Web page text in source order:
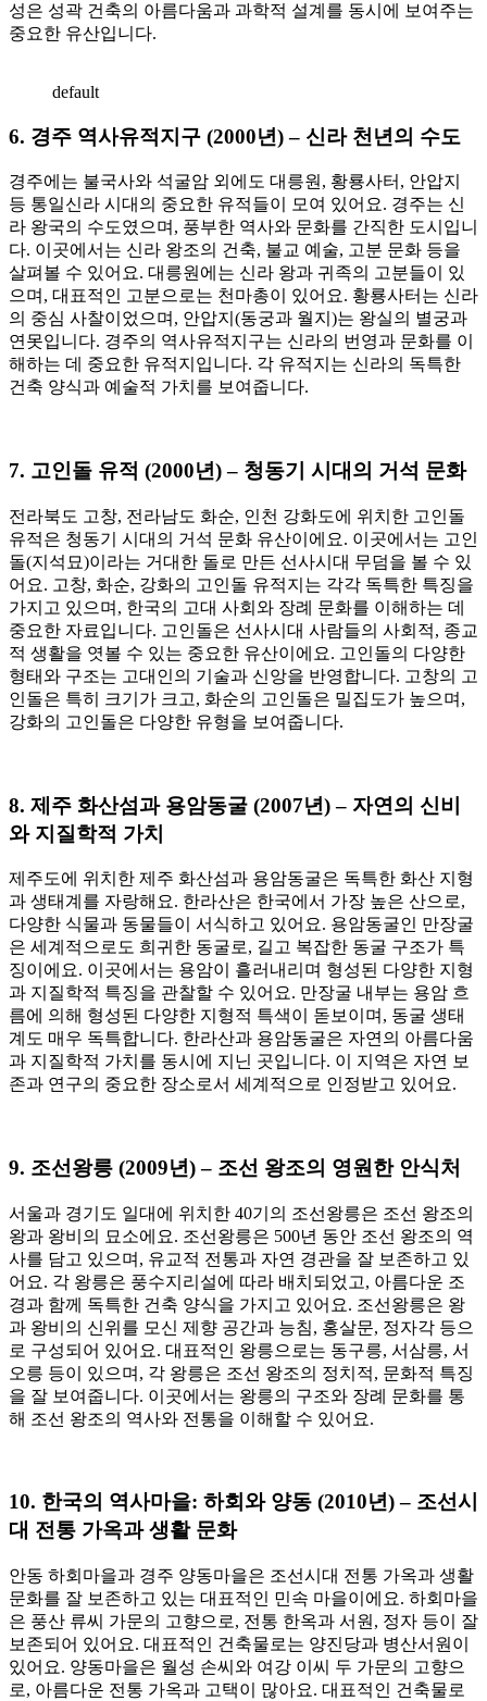
성은 성곽 건축의 아름다움과 과학적 설계를 동시에 보여주는
중요한 유산입니다.
default
6. 경주 역사유적지구 (2000년) – 신라 천년의 수도
경주에는 불국사와 석굴암 외에도 대릉원, 황룡사터, 안압지
등 통일신라 시대의 중요한 유적들이 모여 있어요. 경주는 신
라 왕국의 수도였으며, 풍부한 역사와 문화를 간직한 도시입니
다. 이곳에서는 신라 왕조의 건축, 불교 예술, 고분 문화 등을
살펴볼 수 있어요. 대릉원에는 신라 왕과 귀족의 고분들이 있
으며, 대표적인 고분으로는 천마총이 있어요. 황룡사터는 신라
의 중심 사찰이었으며, 안압지(동궁과 월지)는 왕실의 별궁과
연못입니다. 경주의 역사유적지구는 신라의 번영과 문화를 이
해하는 데 중요한 유적지입니다. 각 유적지는 신라의 독특한
건축 양식과 예술적 가치를 보여줍니다.
7. 고인돌 유적 (2000년) – 청동기 시대의 거석 문화
전라북도 고창, 전라남도 화순, 인천 강화도에 위치한 고인돌
유적은 청동기 시대의 거석 문화 유산이에요. 이곳에서는 고인
돌(지석묘)이라는 거대한 돌로 만든 선사시대 무덤을 볼 수 있
어요. 고창, 화순, 강화의 고인돌 유적지는 각각 독특한 특징을
가지고 있으며, 한국의 고대 사회와 장례 문화를 이해하는 데
중요한 자료입니다. 고인돌은 선사시대 사람들의 사회적, 종교
적 생활을 엿볼 수 있는 중요한 유산이에요. 고인돌의 다양한
형태와 구조는 고대인의 기술과 신앙을 반영합니다. 고창의 고
인돌은 특히 크기가 크고, 화순의 고인돌은 밀집도가 높으며,
강화의 고인돌은 다양한 유형을 보여줍니다.
8. 제주 화산섬과 용암동굴 (2007년) – 자연의 신비
와 지질학적 가치
제주도에 위치한 제주 화산섬과 용암동굴은 독특한 화산 지형
과 생태계를 자랑해요. 한라산은 한국에서 가장 높은 산으로,
다양한 식물과 동물들이 서식하고 있어요. 용암동굴인 만장굴
은 세계적으로도 희귀한 동굴로, 길고 복잡한 동굴 구조가 특
징이에요. 이곳에서는 용암이 흘러내리며 형성된 다양한 지형
과 지질학적 특징을 관찰할 수 있어요. 만장굴 내부는 용암 흐
름에 의해 형성된 다양한 지형적 특색이 돋보이며, 동굴 생태
계도 매우 독특합니다. 한라산과 용암동굴은 자연의 아름다움
과 지질학적 가치를 동시에 지닌 곳입니다. 이 지역은 자연 보
존과 연구의 중요한 장소로서 세계적으로 인정받고 있어요.
9. 조선왕릉 (2009년) – 조선 왕조의 영원한 안식처
서울과 경기도 일대에 위치한 40기의 조선왕릉은 조선 왕조의
왕과 왕비의 묘소에요. 조선왕릉은 500년 동안 조선 왕조의 역
사를 담고 있으며, 유교적 전통과 자연 경관을 잘 보존하고 있
어요. 각 왕릉은 풍수지리설에 따라 배치되었고, 아름다운 조
경과 함께 독특한 건축 양식을 가지고 있어요. 조선왕릉은 왕
과 왕비의 신위를 모신 제향 공간과 능침, 홍살문, 정자각 등으
로 구성되어 있어요. 대표적인 왕릉으로는 동구릉, 서삼릉, 서
오릉 등이 있으며, 각 왕릉은 조선 왕조의 정치적, 문화적 특징
을 잘 보여줍니다. 이곳에서는 왕릉의 구조와 장례 문화를 통
해 조선 왕조의 역사와 전통을 이해할 수 있어요.
10. 한국의 역사마을: 하회와 양동 (2010년) – 조선시
대 전통 가옥과 생활 문화
안동 하회마을과 경주 양동마을은 조선시대 전통 가옥과 생활
문화를 잘 보존하고 있는 대표적인 민속 마을이에요. 하회마을
은 풍산 류씨 가문의 고향으로, 전통 한옥과 서원, 정자 등이 잘
보존되어 있어요. 대표적인 건축물로는 양진당과 병산서원이
있어요. 양동마을은 월성 손씨와 여강 이씨 두 가문의 고향으
로, 아름다운 전통 가옥과 고택이 많아요. 대표적인 건축물로